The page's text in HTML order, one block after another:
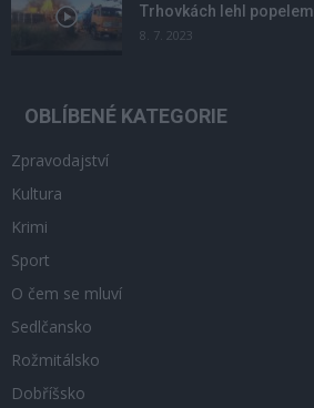
Trhovkách lehl popelem
8. 7. 2023
OBLÍBENÉ KATEGORIE
Zpravodajství
Kultura
Krimi
Sport
O čem se mluví
Sedlčansko
Rožmitálsko
Dobříšsko